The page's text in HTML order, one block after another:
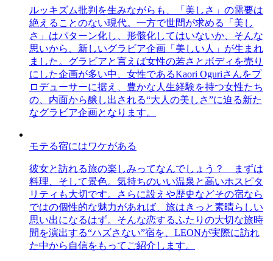
ルッキズム批判を生みながらも、「美しさ」の需要は
絶えることのない現代。一方で世間が求める「美し
さ」はパターン化し、形骸化してはいないか、そんな
思いから、新しいグラビア企画「美しい人」が生まれ
ました。グラビアと言えば女性の若さとボディを売り
にした企画が多い中、女性であるKaori Oguriさんをプ
ロデューサーに据え、豊かな人生経験を持つ女性たち
の、内面から醸し出される“大人の美しさ”に迫る新た
なグラビア企画となります。
モテる宿にはワケがある
彼女と訪れる旅の楽しみってなんでしょう？ まずは
料理、そして景色。気持ちのいい温泉と高いホスピタ
リティも大切です。さらに設えや歴史などその宿なら
ではの個性的な魅力があれば、旅はきっと素晴らしい
思い出になるはず。そんな恋するふたりの大切な旅時
間を演出する“ハズさない”宿を、LEONが実際に訪れ
た中から自信をもってご紹介します。